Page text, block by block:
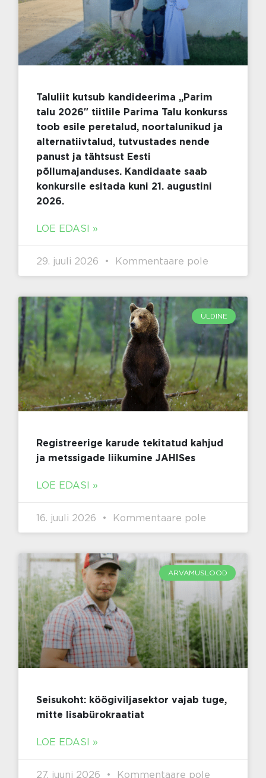
Taluliit kutsub kandideerima „Parim
talu 2026″ tiitlile Parima Talu konkurss
toob esile peretalud, noortalunikud ja
alternatiivtalud, tutvustades nende
panust ja tähtsust Eesti
põllumajanduses. Kandidaate saab
konkursile esitada kuni 21. augustini
2026.
LOE EDASI »
29. juuli 2026 Kommentaare pole
ÜLDINE
Registreerige karude tekitatud kahjud
ja metssigade liikumine JAHISes
LOE EDASI »
16. juuli 2026 Kommentaare pole
ARVAMUSLOOD
Seisukoht: köögiviljasektor vajab tuge,
mitte lisabürokraatiat
LOE EDASI »
27. juuni 2026 Kommentaare pole